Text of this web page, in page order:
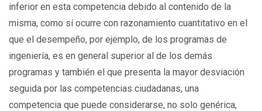
inferior en esta competencia debido al contenido de la
misma, como sí ocurre con razonamiento cuantitativo en el
que el desempeño, por ejemplo, de los programas de
ingeniería, es en general superior al de los demás
programas y también el que presenta la mayor desviación
seguida por las competencias ciudadanas, una
competencia que puede considerarse, no solo genérica,